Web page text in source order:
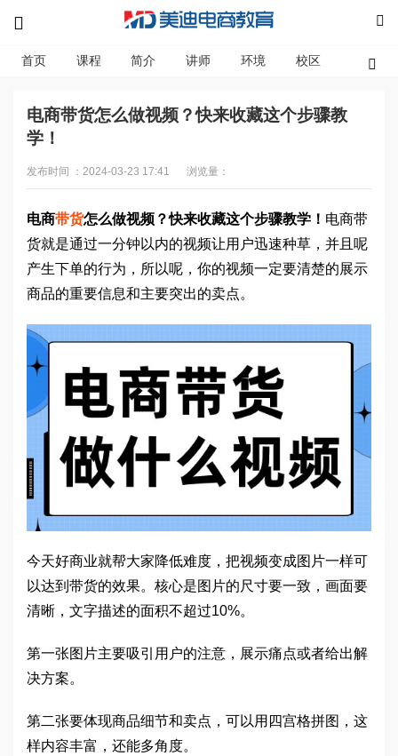
首页 课程 简介 讲师 环境 校区 资讯
电商带货怎么做视频？快来收藏这个步骤教
学！
发布时间 ：2024-03-23 17:41 浏览量：
电商带货怎么做视频？快来收藏这个步骤教学！ 电商带
货就是通过一分钟以内的视频让用户迅速种草，并且呢
产生下单的行为，所以呢，你的视频一定要清楚的展示
商品的重要信息和主要突出的卖点。
今天好商业就帮大家降低难度，把视频变成图片一样可
以达到带货的效果。核心是图片的尺寸要一致，画面要
清晰，文字描述的面积不超过10%。
第一张图片主要吸引用户的注意，展示痛点或者给出解
决方案。
第二张要体现商品细节和卖点，可以用四宫格拼图，这
样内容丰富，还能多角度。